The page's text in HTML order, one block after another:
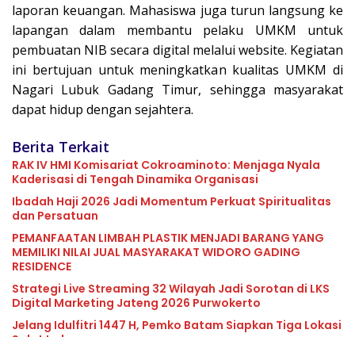
laporan keuangan. Mahasiswa juga turun langsung ke
lapangan dalam membantu pelaku UMKM untuk
pembuatan NIB secara digital melalui website. Kegiatan
ini bertujuan untuk meningkatkan kualitas UMKM di
Nagari Lubuk Gadang Timur, sehingga masyarakat
dapat hidup dengan sejahtera.
Berita Terkait
RAK IV HMI Komisariat Cokroaminoto: Menjaga Nyala
Kaderisasi di Tengah Dinamika Organisasi
Ibadah Haji 2026 Jadi Momentum Perkuat Spiritualitas
dan Persatuan
PEMANFAATAN LIMBAH PLASTIK MENJADI BARANG YANG
MEMILIKI NILAI JUAL MASYARAKAT WIDORO GADING
RESIDENCE
Strategi Live Streaming 32 Wilayah Jadi Sorotan di LKS
Digital Marketing Jateng 2026 Purwokerto
Jelang Idulfitri 1447 H, Pemko Batam Siapkan Tiga Lokasi